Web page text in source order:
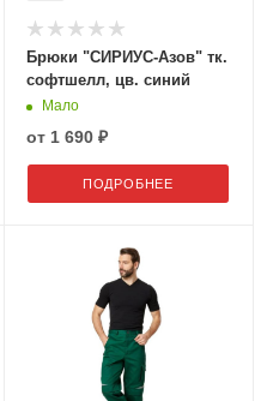
Брюки "СИРИУС-Азов" тк.
софтшелл, цв. синий
Мало
от 1 690 ₽
ПОДРОБНЕЕ